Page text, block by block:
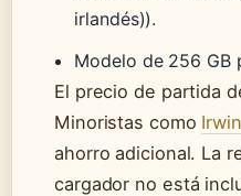
irlandés)).
Modelo de 256 GB
El precio de partida
Minoristas como
ahorro adicional. La
cargador no está